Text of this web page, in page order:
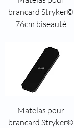
brancard Stryker©
76cm biseauté
Matelas pour
brancard Stryker©